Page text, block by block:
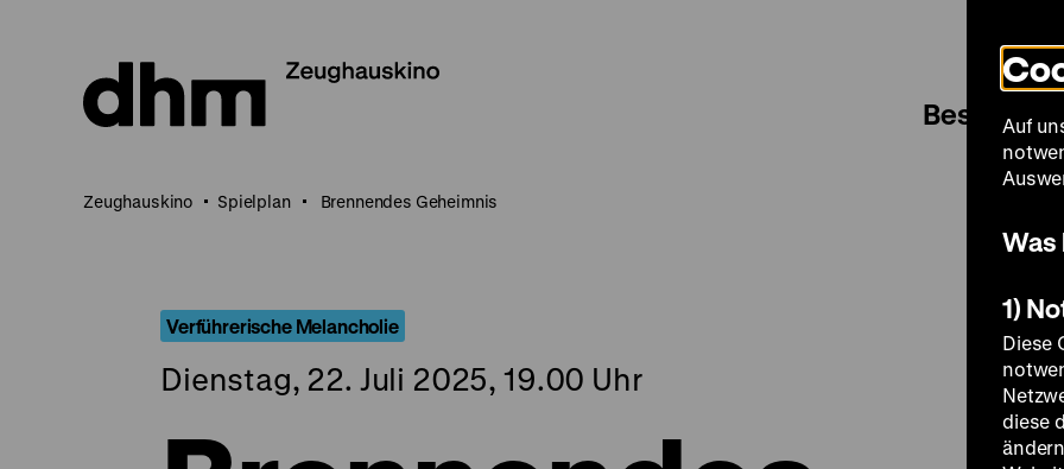
Seiteninhalt
springen
Besuch
Zeughauskino Spielplan Brennendes Geheimnis
Verführerische Melancholie
Dienstag, 22. Juli 2025, 19.00 Uhr
Auf
Was
1)
Diese
diese